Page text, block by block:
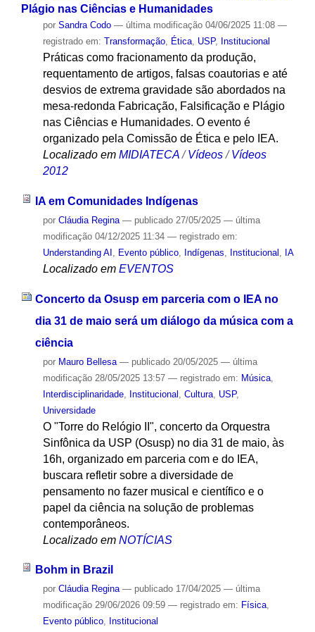
Plágio nas Ciências e Humanidades
por Sandra Codo — última modificação04/06/2025 11:08 —
registrado em: Transformação, Ética, USP, Institucional
Práticas como fracionamento da produção,
requentamento de artigos, falsas coautorias e até
desvios de extrema gravidade são abordados na
mesa-redonda Fabricação, Falsificação e Plágio
nas Ciências e Humanidades. O evento é
organizado pela Comissão de Ética e pelo IEA.
Localizado em MIDIATECA /Vídeos /Vídeos
2012
IA em Comunidades Indígenas
por Cláudia Regina — publicado27/05/2025 — última
modificação04/12/2025 11:34 — registrado em:
Understanding AI
Evento público, Indígenas Institucional IA
Localizado em EVENTOS
Concerto da Osusp em parceria com o IEA no
dia 31 de maio será um diálogo da música com a
ciência
por Mauro Bellesa — publicado20/05/2025 — última
modificação28/05/2025 13:57 — registrado em: Música,
Interdisciplinaridade, Institucional Cultura, USP,
Universidade
O "Torre do Relógio II", concerto da Orquestra
Sinfônica da USP (Osusp) no dia 31 de maio, às
16h, organizado em parceria com e do IEA,
buscara refletir sobre a diversidade de
pensamento no fazer musical e científico e o
papel da ciência na solução de problemas
contemporâneos.
Localizado em NOTÍCIAS
Bohm in Brazil
por Cláudia Regina — publicado17/04/2025 — última
modificação29/06/2026 09:59 — registrado em: Física,
Evento público, Institucional